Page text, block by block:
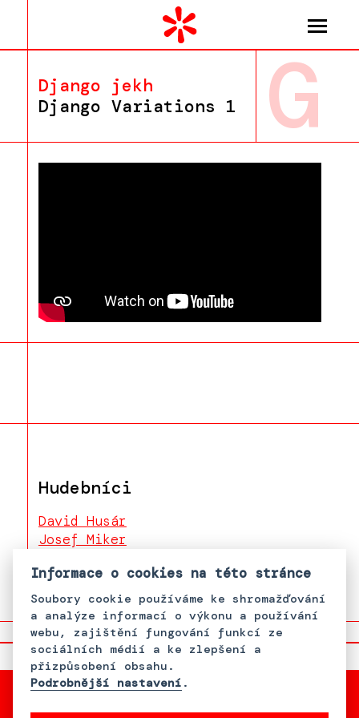
Django jekh
Django Variations 1
G
Hudebníci
David Husár
Josef Miker
Informace o cookies na této stránce
Soubory cookie používáme ke shromažďování
a analýze informací o výkonu a používání
webu, zajištění fungování funkcí ze
sociálních médií a ke zlepšení a
přizpůsobení obsahu.
Podrobnější nastavení .